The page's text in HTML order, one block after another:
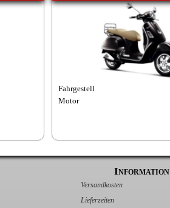
Fahrgestell
Motor
Information
Versandkosten
Lieferzeiten